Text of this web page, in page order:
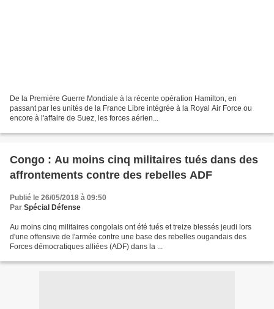
De la Première Guerre Mondiale à la récente opération Hamilton, en
passant par les unités de la France Libre intégrée à la Royal Air Force ou
encore à l'affaire de Suez, les forces aérien...
Congo : Au moins cinq militaires tués dans des
affrontements contre des rebelles ADF
Publié le 26/05/2018 à 09:50
Par Spécial Défense
Au moins cinq militaires congolais ont été tués et treize blessés jeudi lors
d'une offensive de l'armée contre une base des rebelles ougandais des
Forces démocratiques alliées (ADF) dans la ...